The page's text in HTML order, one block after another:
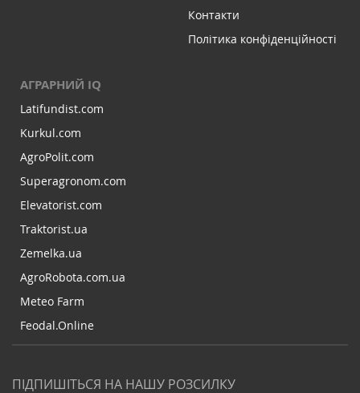
Контакти
Політика конфіденційності
АГРАРНИЙ IQ
Latifundist.com
Kurkul.com
AgroPolit.com
Superagronom.com
Elevatorist.com
Traktorist.ua
Zemelka.ua
AgroRobota.com.ua
Meteo Farm
Feodal.Online
ПІДПИШІТЬСЯ НА НАШУ РОЗСИЛКУ